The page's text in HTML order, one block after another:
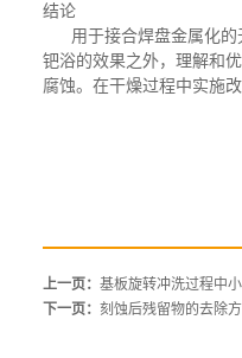
结论
用于接合焊盘金属化
钯浴的效果之外，理解和
腐蚀。在干燥过程中实施
上一页： 基板旋转冲洗过程中
下一页： 刻蚀后残留物的去除